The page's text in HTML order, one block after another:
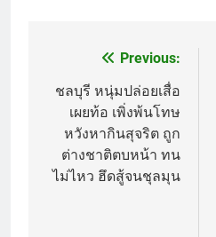
navigation
Previous:
ชลบุรี หนุ่มปล่อยเสื่อ
เผยท้อ เพิ่งพ้นโทษ
หวังหากินสุจริต ถูก
ต่างชาติตบหน้า ทน
ไม่ไหว ฮึดสู้จนชุลมุน